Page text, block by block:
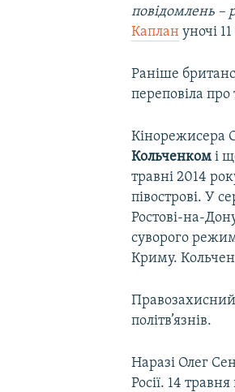
повідомлень –
Каплан уночі
Раніше
переповіла
Кінорежисера
Кольченком і
травні 2014
півострові. У
Ростові-на-
суворого
Криму.
Правозахисний
політв’язнів.
Наразі Олег
Росії. 14